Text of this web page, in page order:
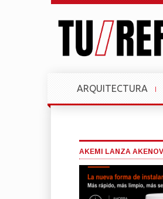
ARQUITECTURA
AKEMI LANZA